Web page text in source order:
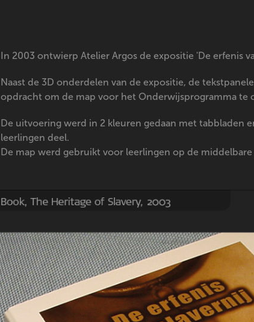
In 2003 ontwierp Atelier Argos de expositie 'De erfenis
Naast de 3D onderdelen van de expositie, de
opdracht om de map voor het Onderwijsprogramma te
De uitvoering werd in 2 kleuren gedaan met tabbladen
leerlingen deel.
De map werd gebruikt voor leerlingen op de middelbare